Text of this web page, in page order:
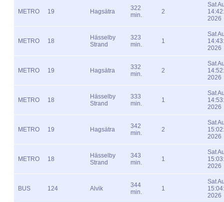
METRO 19 Hagsätra
322
min.
2
Sat
2026
METRO 18
Hässelby
Strand
323
min.
1
Sat
2026
METRO 19 Hagsätra
332
min.
2
Sat
2026
METRO 18
Hässelby
Strand
333
min.
1
Sat
2026
METRO 19 Hagsätra
342
min.
2
Sat
2026
METRO 18
Hässelby
Strand
343
min.
1
Sat
2026
BUS 124 Alvik
344
min.
1
Sat
2026